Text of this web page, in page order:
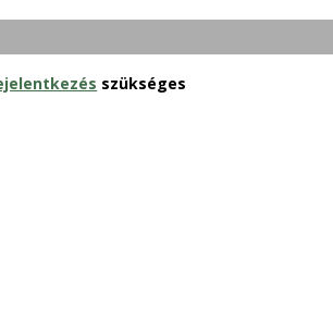
szükséges